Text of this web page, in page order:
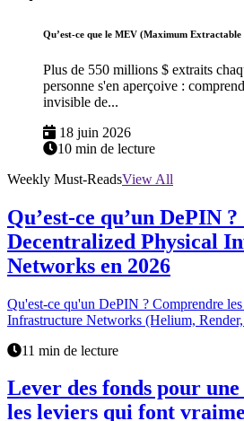
Qu’est-ce que le MEV (Maximum Extractable
Plus de 550 millions $ extraits
personne s'en aperçoive :
invisible de...
18 juin 2026
10 min de lecture
Weekly Must-ReadsView All
Qu’est-ce qu’un DePIN
Decentralized Physical
Networks en 2026
Qu'est-ce qu'un DePIN ? Comprendre
Infrastructure Networks (Helium,
11 min de lecture
Lever des fonds pour
les leviers qui font